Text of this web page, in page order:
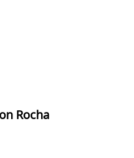
Rocha